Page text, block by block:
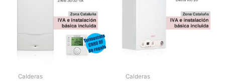
Calderas Calderas